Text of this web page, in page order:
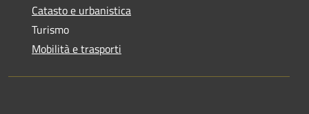
Catasto e urbanistica
Turismo
Mobilità e trasporti